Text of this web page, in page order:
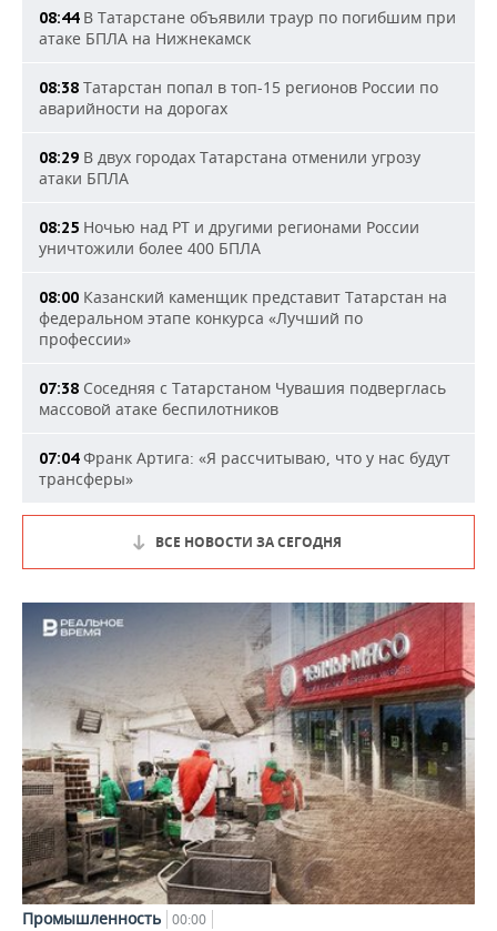
08:44В Татарстане объявили траур по погибшим при
атаке БПЛА на Нижнекамск
08:38 Татарстан попал в топ-15 регионов России по
аварийности на дорогах
08:29 В двух городах Татарстана отменили угрозу
атаки БПЛА
08:25 Ночью над РТ и другими регионами России
уничтожили более 400 БПЛА
08:00 Казанский каменщик представит Татарстан на
федеральном этапе конкурса «Лучший по
профессии»
07:38 Соседняя с Татарстаном Чувашия подверглась
массовой атаке беспилотников
07:04Франк Артига: «Я рассчитываю, что у нас будут
трансферы»
ВСЕ НОВОСТИ ЗА СЕГОДНЯ
Промышленность 00:00